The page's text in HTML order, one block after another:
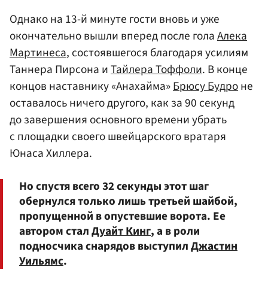
Однако на 13-й минуте гости вновь и уже
окончательно вышли вперед после голаАлека
Мартинеса, состоявшегося благодаря усилиям
Таннера Пирсона иТайлера Тоффоли. В конце
концов наставнику «Анахайма»Брюсу Будроне
оставалось ничего другого, как за 90 секунд
до завершения основного времени убрать
с площадки своего швейцарского вратаря
Юнаса Хиллера.
Но спустя всего 32 секунды этот шаг
обернулся только лишь третьей шайбой,
пропущенной в опустевшие ворота. Ее
автором сталДуайт Кинг, а в роли
подносчика снарядов выступилДжастин
Уильямс.